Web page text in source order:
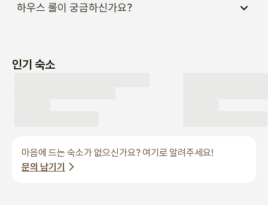
하우스 룰이 궁금하신가요?
인기 숙소
마음에 드는 숙소가 없으신가요? 여기로 알려주세요!
문의 남기기